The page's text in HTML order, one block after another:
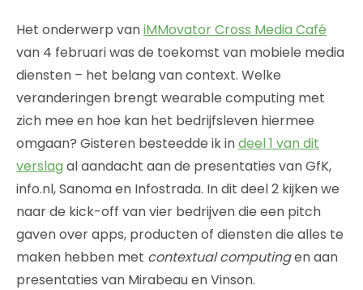
Het onderwerp vaniMMovator Cross Media Café
van 4 februari was de toekomst van mobiele media
diensten – het belang van context. Welke
veranderingen brengt wearable computing met
zich mee en hoe kan het bedrijfsleven hiermee
omgaan? Gisteren besteedde ik indeel 1 van dit
verslag al aandacht aan de presentaties van GfK,
info.nl, Sanoma en Infostrada. In dit deel 2 kijken we
naar de kick-off van vier bedrijven die een pitch
gaven over apps, producten of diensten die alles te
maken hebben met contextual computingen aan
presentaties van Mirabeau en Vinson.